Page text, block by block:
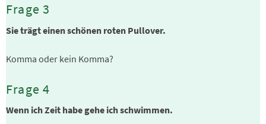
Frage 3
Sie trägt einen schönen roten Pullover.
Komma oder kein Komma?
Frage 4
Wenn ich Zeit habe gehe ich schwimmen.